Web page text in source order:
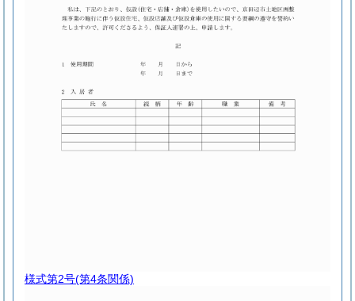
様式第2号(第4条関係)